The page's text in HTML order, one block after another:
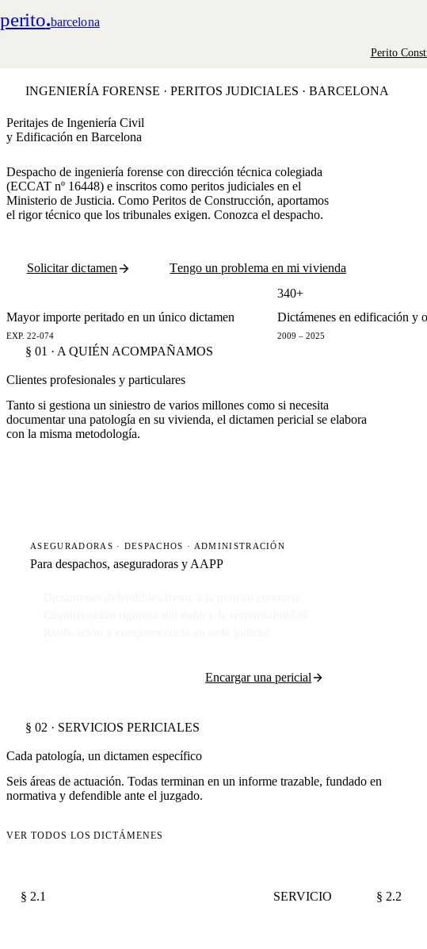
perito.barcelona
Perito
INGENIERÍA FORENSE · PERITOS JUDICIALES · BARCELONA
Peritajes de Ingeniería Civil
y Edificación en Barcelona
Despacho de ingeniería forense con dirección técnica colegiada
(ECCAT nº 16448) e inscritos como peritos judiciales en el
Ministerio de Justicia. Como Peritos de Construcción, aportamos
el rigor técnico que los tribunales exigen. Conozca el despacho.
Solicitar dictamen Tengo un problema en mi vivienda
Mayor importe peritado en un único dictamen
EXP. 22-074
340+
Dictámenes en edificación y
2009 – 2025
§ 01 · A QUIÉN ACOMPAÑAMOS
Clientes profesionales y particulares
Tanto si gestiona un siniestro de varios millones como si necesita
documentar una patología en su vivienda, el dictamen pericial se elabora
con la misma metodología.
ASEGURADORAS · DESPACHOS · ADMINISTRACIÓN
Para despachos, aseguradoras y AAPP
Encargar una pericial
§ 02 · SERVICIOS PERICIALES
Cada patología, un dictamen específico
Seis áreas de actuación. Todas terminan en un informe trazable, fundado en
normativa y defendible ante el juzgado.
VER TODOS LOS DICTÁMENES
§ 2.1 SERVICIO § 2.2